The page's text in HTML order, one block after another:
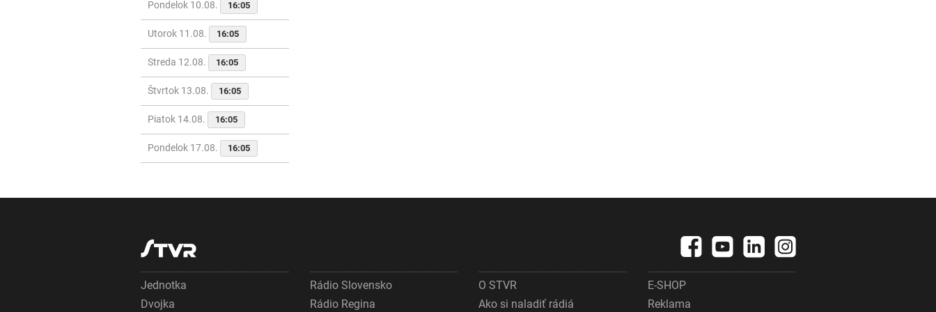
Pondelok 10.08. 16:05
Utorok 11.08. 16:05
Streda 12.08. 16:05
Štvrtok 13.08. 16:05
Piatok 14.08. 16:05
Pondelok 17.08. 16:05
Jednotka
Dvojka
Rádio Slovensko
Rádio Regina
O STVR
Ako si naladiť rádiá
E-SHOP
Reklama